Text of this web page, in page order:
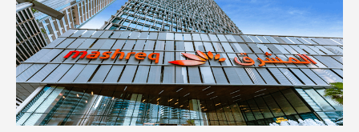
Cartes de crédit aux Émirats arabes unis : un guide
complet pour dépenser intelligemment
Hôpital du DIFC : des soins médicaux de classe
mondiale à Dubaï